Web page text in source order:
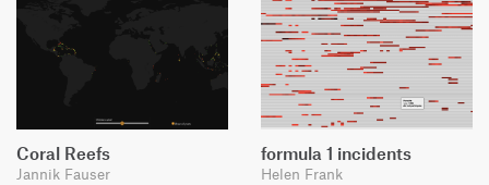
Coral Reefs
Jannik Fauser
formula 1 incidents
Helen Frank